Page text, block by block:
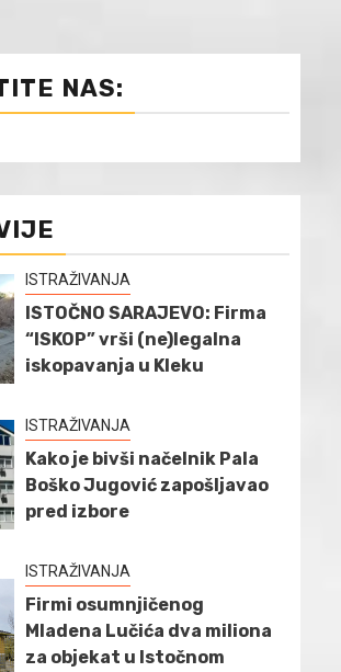
NAS:
ISTRAŽIVANJA
ISTOČNO SARAJEVO: Firma
“ISKOP” vrši (ne)legalna
iskopavanja u Kleku
ISTRAŽIVANJA
Kako je bivši načelnik Pala
Boško Jugović zapošljavao
pred izbore
ISTRAŽIVANJA
Firmi osumnjičenog
Mladena Lučića dva miliona
za objekat u Istočnom